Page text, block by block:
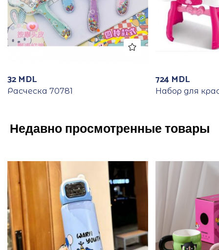
32 MDL
Расческа 70781
724 MDL
Набор для
Недавно просмотренные товары